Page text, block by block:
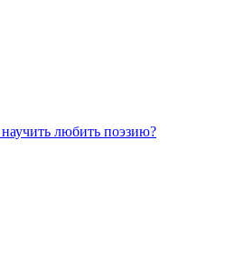
любить поэзию?